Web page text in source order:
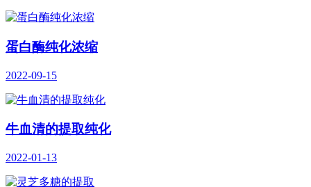
蛋白酶纯化浓缩
2022-09-15
牛血清的提取纯化
2022-01-13